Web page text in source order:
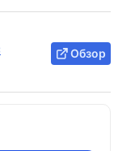
Обзор